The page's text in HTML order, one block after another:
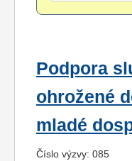
Podpora
ohrožené
mladé
Číslo výzvy: 085